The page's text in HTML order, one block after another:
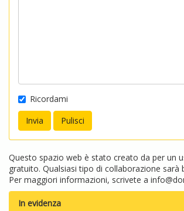
Ricordami
Questo spazio web è stato creato da per un
gratuito. Qualsiasi tipo di collaborazione sarà
Per maggiori informazioni, scrivete a
In evidenza